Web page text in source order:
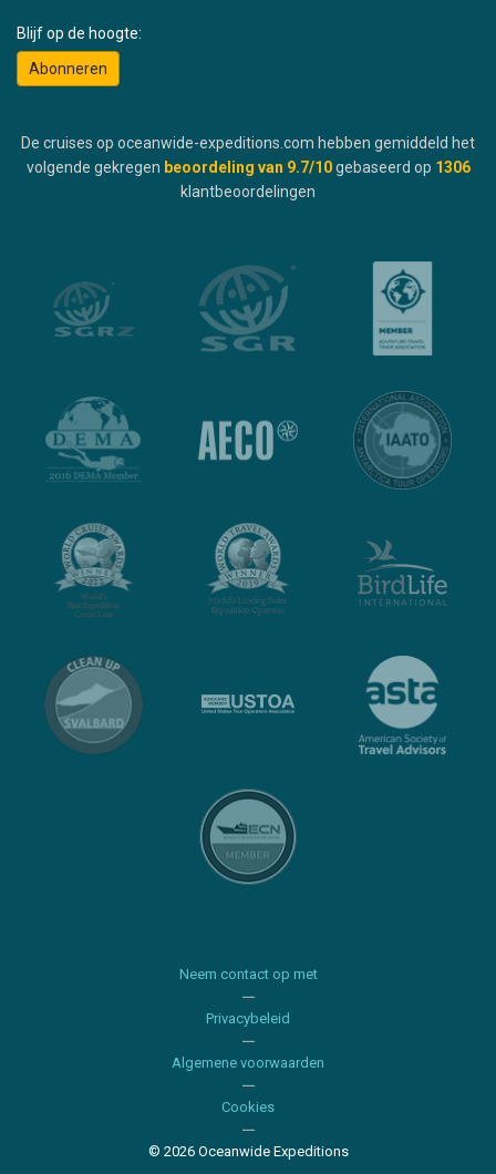
Blijf op de hoogte:
Abonneren
De cruises op oceanwide-expeditions.com hebben gemiddeld het
volgende gekregen beoordeling van 9.7/10 gebaseerd op 1306
klantbeoordelingen
Neem contact op met
Privacybeleid
Algemene voorwaarden
Cookies
© 2026 Oceanwide Expeditions